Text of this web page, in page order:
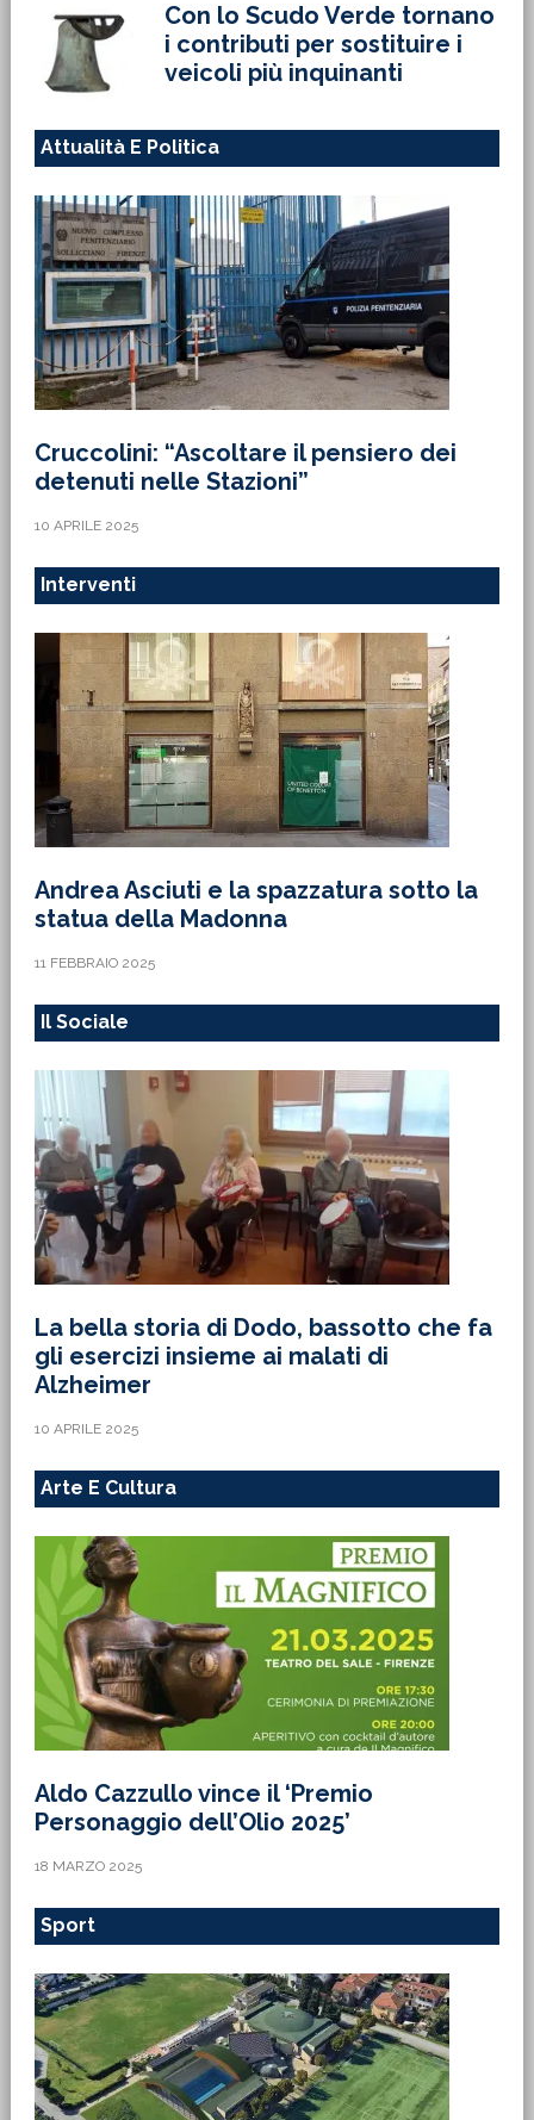
Con lo Scudo Verde tornano
i contributi per sostituire i
veicoli più inquinanti
Attualità E Politica
Cruccolini: “Ascoltare il pensiero dei
detenuti nelle Stazioni”
10 APRILE 2025
Interventi
Andrea Asciuti e la spazzatura sotto la
statua della Madonna
11 FEBBRAIO 2025
Il Sociale
La bella storia di Dodo, bassotto che fa
gli esercizi insieme ai malati di
Alzheimer
10 APRILE 2025
Arte E Cultura
Aldo Cazzullo vince il ‘Premio
Personaggio dell’Olio 2025’
18 MARZO 2025
Sport